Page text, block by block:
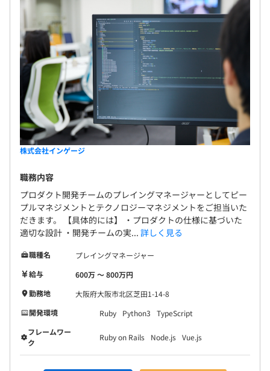
株式会社インゲージ
職務内容
プロダクト開発チームのプレイングマネージャーとしてピー
プルマネジメントとテクノロジーマネジメントをご担当いた
だきます。 【具体的には】 ・プロダクトの仕様に基づいた
適切な設計 ・開発チームの実... 詳しく見る
職種名
プレイングマネージャー
給与
600万 〜 800万円
勤務地
大阪府大阪市北区芝田1-14-8
開発環境
Ruby Python3
TypeScript
フレームワー
ク
Ruby on Rails Node.js Vue.js